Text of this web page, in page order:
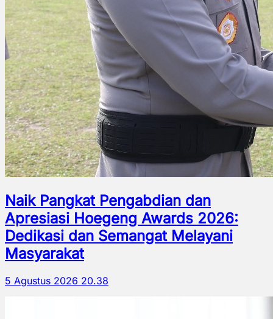
Naik Pangkat Pengabdian dan
Apresiasi Hoegeng Awards 2026:
Dedikasi dan Semangat Melayani
Masyarakat
5 Agustus 2026 20.38